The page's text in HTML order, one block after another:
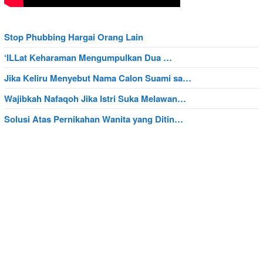
Stop Phubbing Hargai Orang Lain
‘ILLat Keharaman Mengumpulkan Dua …
Jika Keliru Menyebut Nama Calon Suami sa…
Wajibkah Nafaqoh Jika Istri Suka Melawan…
Solusi Atas Pernikahan Wanita yang Ditin…